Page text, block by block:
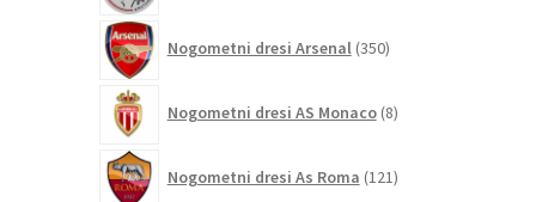
Nogometni dresi Arsenal 350izdelkov
Nogometni dresi AS Monaco 8izdelkov
Nogometni dresi As Roma 121izdelkov